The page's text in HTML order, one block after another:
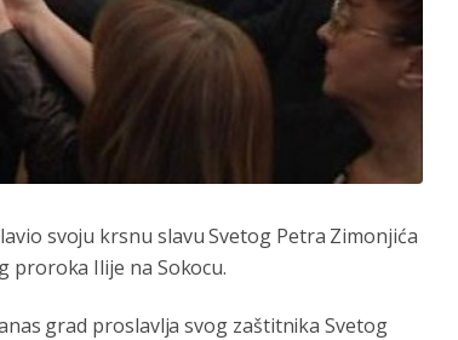
svoju krsnu slavu Svetog Petra Zimonjića
proroka Ilije na Sokocu.
grad proslavlja svog zaštitnika Svetog